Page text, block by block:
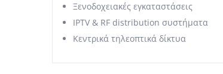
Ξενοδοχειακές εγκαταστάσεις
IPTV & RF distribution συστήματα
Κεντρικά τηλεοπτικά δίκτυα